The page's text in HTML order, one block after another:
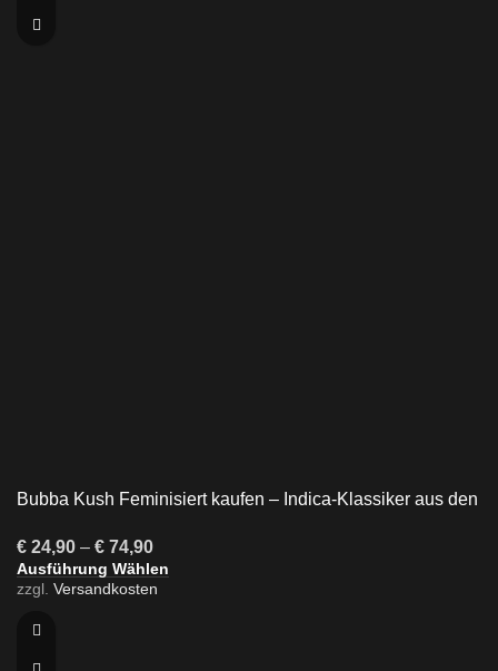
Bubba Kush Feminisiert kaufen – Indica-Klassiker aus den
€ 24,90 – € 74,90
Ausführung Wählen
zzgl. Versandkosten